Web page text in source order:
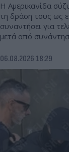
Η Αμερικανίδα
τη δράση τους ως
συναντήσει για
μετά από
06.08.2026 18:29